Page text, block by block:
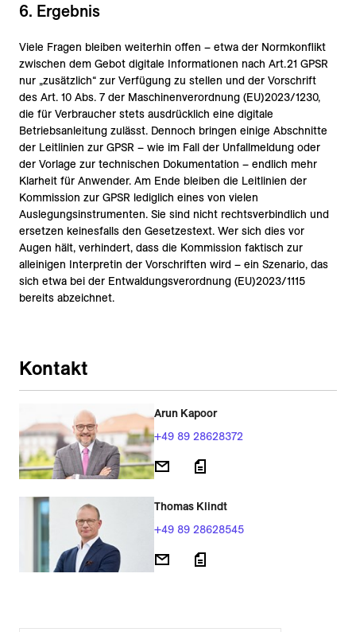
6. Ergebnis
Viele Fragen bleiben weiterhin offen – etwa der Normkonflikt
zwischen dem Gebot digitale Informationen nach Art. 21 GPSR
nur „zusätzlich“ zur Verfügung zu stellen und der Vorschrift
des Art. 10 Abs. 7 der Maschinenverordnung (EU) 2023/‌1230,
die für Verbraucher stets ausdrücklich eine digitale
Betriebsanleitung zulässt. Dennoch bringen einige Abschnitte
der Leitlinien zur GPSR – wie im Fall der Unfallmeldung oder
der Vorlage zur technischen Dokumentation – endlich mehr
Klarheit für Anwender. Am Ende bleiben die Leitlinien der
Kommission zur GPSR lediglich eines von vielen
Auslegungsinstrumenten. Sie sind nicht rechtsverbindlich und
ersetzen keinesfalls den Gesetzestext. Wer sich dies vor
Augen hält, verhindert, dass die Kommission faktisch zur
alleinigen Interpretin der Vorschriften wird – ein Szenario, das
sich etwa bei der Entwaldungsverordnung (EU) 2023/1115
bereits abzeichnet.
Kontakt
Arun Kapoor
+49 89 28628372
Thomas Klindt
+49 89 28628545